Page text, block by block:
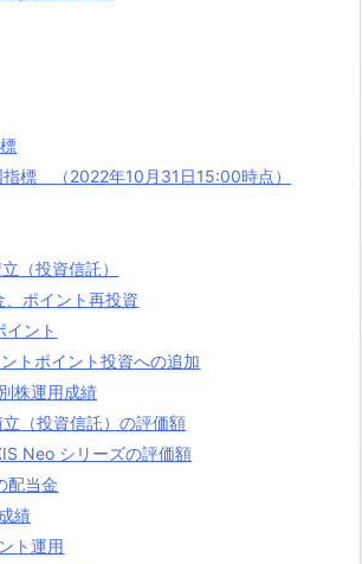
指標 （2022年10月31日15:00時点）
（投資信託）
、ポイント再投資
イント
トポイント投資への追加
株運用成績
立（投資信託）の評価額
Neo シリーズの評価額
配当金
績
ト運用